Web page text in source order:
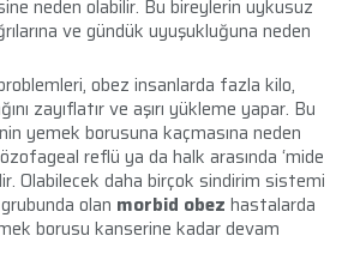
neden olabilir. Bu bireylerin uykusuz
ve gündük uyuşukluğuna neden
obez insanlarda fazla kilo,
zayıflatır ve aşırı yükleme yapar. Bu
yemek borusuna kaçmasına neden
reflü ya da halk arasında ‘mide
Olabilecek daha birçok sindirim sistemi
olan morbid obez hastalarda
borusu kanserine kadar devam